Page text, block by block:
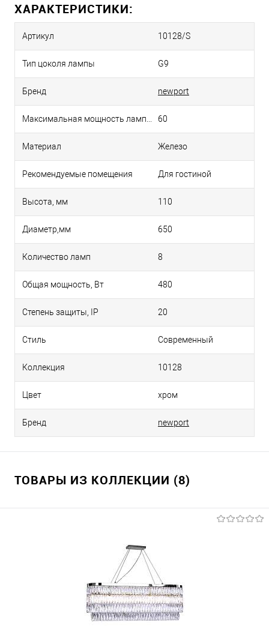
ХАРАКТЕРИСТИКИ:
Артикул 10128/S
Тип цоколя лампы G9
Бренд newport
Максимальная мощность лампы, Вт 60
Материал Железо
Рекомендуемые помещения Для гостиной
Высота, мм 110
Диаметр,мм 650
Количество ламп 8
Общая мощность, Вт 480
Степень защиты, IP 20
Стиль Современный
Коллекция 10128
Цвет хром
Бренд newport
ТОВАРЫ ИЗ КОЛЛЕКЦИИ (8)